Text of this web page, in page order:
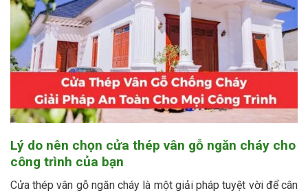
Lý do nên chọn cửa thép vân gỗ ngăn cháy cho
công trình của bạn
Cửa thép vân gỗ ngăn cháy là một giải pháp tuyệt vời để cân